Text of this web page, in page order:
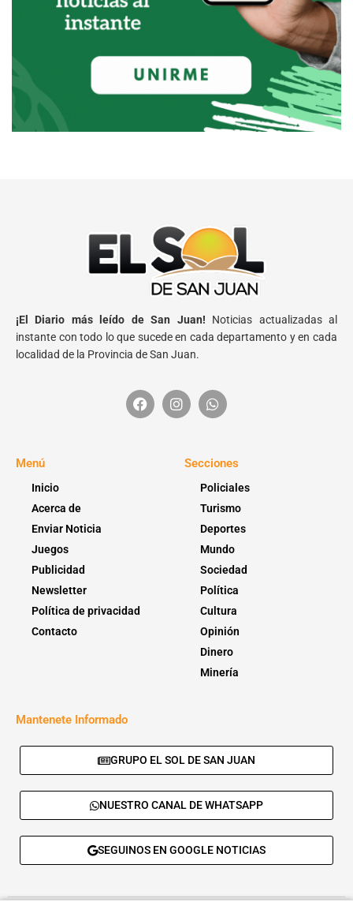
¡El Diario más leído de San Juan! Noticias actualizadas al
instante con todo lo que sucede en cada departamento y en cada
localidad de la Provincia de San Juan.
Menú
Inicio
Acerca de
Enviar Noticia
Juegos
Publicidad
Newsletter
Política de privacidad
Contacto
Secciones
Policiales
Turismo
Deportes
Mundo
Sociedad
Política
Cultura
Opinión
Dinero
Minería
Mantenete Informado
GRUPO EL SOL DE SAN JUAN
NUESTRO CANAL DE WHATSAPP
SEGUINOS EN GOOGLE NOTICIAS